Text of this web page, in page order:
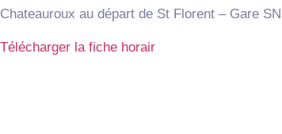
Chateauroux au départ de St Florent – Gare
Télécharger la fiche horair